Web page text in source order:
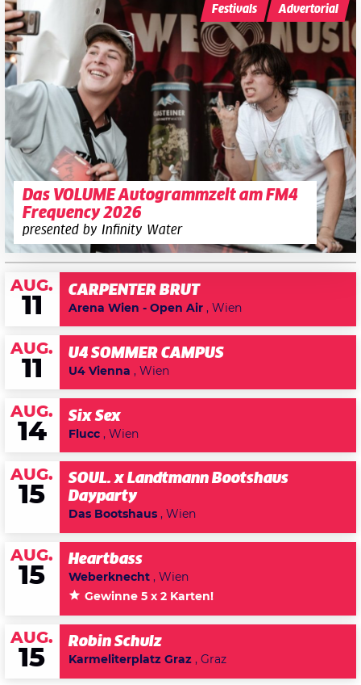
Das VOLUME Autogrammzelt am FM4
Frequency 2026
presented by Infinity Water
Festivals Advertorial
AUG.
11
CARPENTER BRUT
Arena Wien - Open Air , Wien
AUG.
11
U4 SOMMER CAMPUS
U4 Vienna , Wien
AUG.
14
Six Sex
Flucc , Wien
AUG.
15
SOUL. x Landtmann Bootshaus
Dayparty
Das Bootshaus , Wien
AUG.
15
Heartbass
Weberknecht , Wien
Gewinne 5 x 2 Karten!
AUG.
15
Robin Schulz
Karmeliterplatz Graz , Graz